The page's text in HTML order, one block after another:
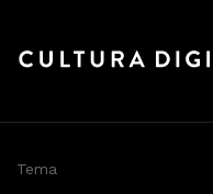
Tema